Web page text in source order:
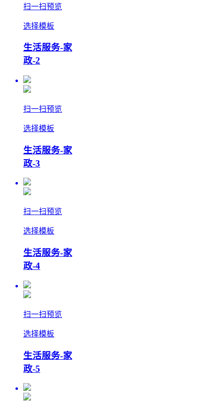
扫一扫预览
选择模板
生活服务-家
政-2
扫一扫预览
选择模板
生活服务-家
政-3
扫一扫预览
选择模板
生活服务-家
政-4
扫一扫预览
选择模板
生活服务-家
政-5